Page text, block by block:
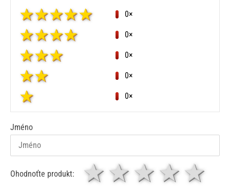
0×
0×
0×
0×
0×
Jméno
Ohodnoťte produkt: 4
3
2 hvězdy
1 hvězda